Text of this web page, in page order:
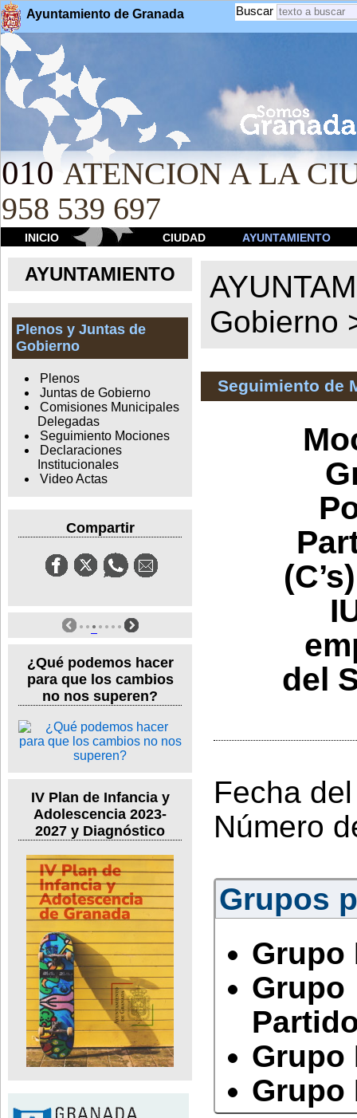
Ayuntamiento de Granada Buscar
010 ATENCION A LA
958 539 697
INICIO CIUDAD AYUNTAMIENTO
AYUNTAMIENTO
Plenos y Juntas de
Gobierno
Plenos
Juntas de Gobierno
Comisiones Municipales
Delegadas
Seguimiento Mociones
Declaraciones
Institucionales
Video Actas
Compartir
¿Qué podemos hacer
para que los cambios
no nos superen?
IV Plan de Infancia y
Adolescencia 2023-
2027 y Diagnóstico
Gobierno
Seguimiento de
del
Fecha
Número
Grupos
Grupo
Grupo
Grupo